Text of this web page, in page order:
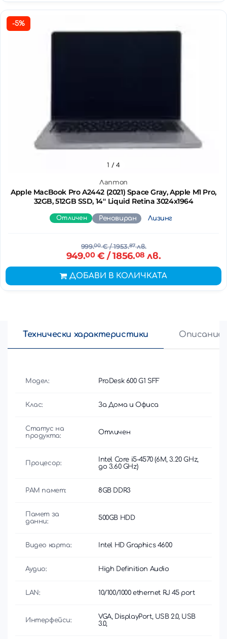
-5%
Лаптоп
Apple MacBook Pro A2442 (2021) Space Gray, Apple M1 Pro,
32GB, 512GB SSD, 14'' Liquid Retina 3024x1964
1 / 4
Отличен Реновиран Лизинг
999.00€/ 1953.87лв.
949.00€ / 1856.08 лв.
ДОБАВИ В КОЛИЧКАТА
Технически характеристики Описание
Модел: ProDesk 600 G1 SFF
Клас: За Дома и Офиса
Статус на
продукта:
Отличен
Процесор:
Intel Core i5-4570 (6M, 3.20 GHz,
до 3.60 GHz)
РАМ памет: 8GB DDR3
Памет за
данни:
500GB HDD
Видео карта: Intel HD Graphics 4600
Аудио: High Definition Audio
LAN: 10/100/1000 ethernet RJ 45 port
Интерфейси:
VGA, DisplayPort, USB 2.0, USB
3.0,